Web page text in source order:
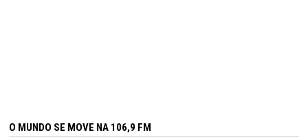
O MUNDO SE MOVE NA 106,9 FM